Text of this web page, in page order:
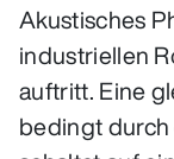
Akustisches
industriellen
auftritt. Eine
bedingt